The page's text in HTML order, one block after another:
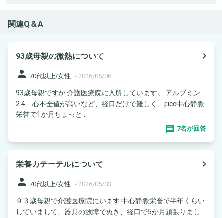
関連Q＆A
93歳母親の微熱について
navigate_next
person 70代以上/女性 - 2026/06/06
93歳母親ですが 介護医療院に入所しています。 アルブミン
2.4 心不全値が高いなど、経口だけで難しく、picc中心静脈
栄誉で1か月ちょっと...
7名が回答
栄養カテーテルについて
navigate_next
person 70代以上/女性 - 2026/05/03
９３歳母親で介護医療院にいます 中心静脈栄誉で半年くらい
していまして、器具の故障でぬき、経口で5か月頑張りまし